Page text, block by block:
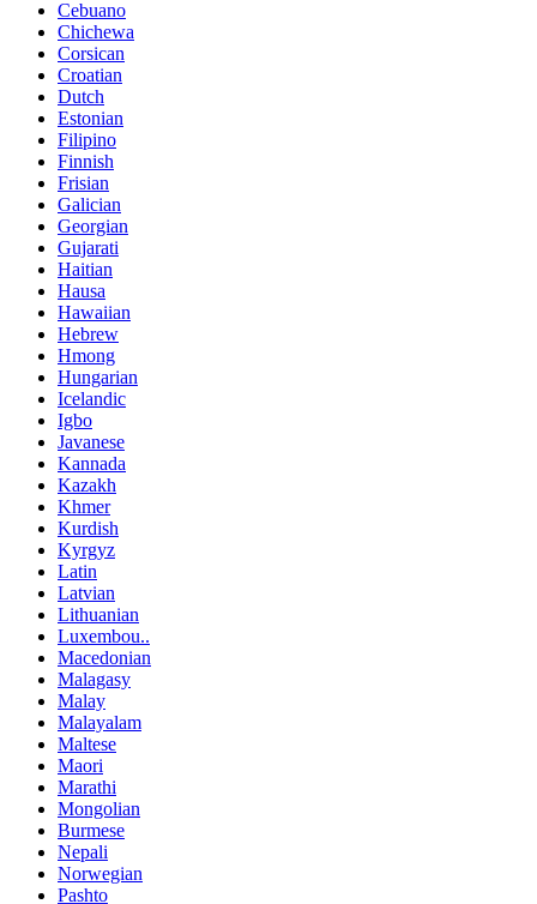
Cebuano
Chichewa
Corsican
Croatian
Dutch
Estonian
Filipino
Finnish
Frisian
Galician
Georgian
Gujarati
Haitian
Hausa
Hawaiian
Hebrew
Hmong
Hungarian
Icelandic
Igbo
Javanese
Kannada
Kazakh
Khmer
Kurdish
Kyrgyz
Latin
Latvian
Lithuanian
Luxembou..
Macedonian
Malagasy
Malay
Malayalam
Maltese
Maori
Marathi
Mongolian
Burmese
Nepali
Norwegian
Pashto